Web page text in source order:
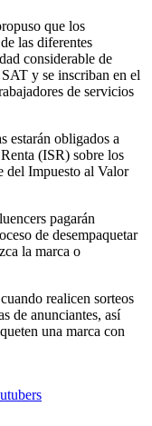
que los
las diferentes
considerable de
y se inscriban en el
de servicios
estarán obligados a
(ISR) sobre los
del Impuesto al Valor
pagarán
de desempaquetar
la marca o
realicen sorteos
de anunciantes, así
una marca con